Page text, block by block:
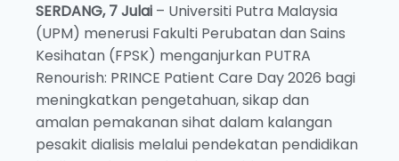
SERDANG, 7 Julai – Universiti Putra Malaysia
(UPM) menerusi Fakulti Perubatan dan Sains
Kesihatan (FPSK) menganjurkan PUTRA
Renourish: PRINCE Patient Care Day 2026 bagi
meningkatkan pengetahuan, sikap dan
amalan pemakanan sihat dalam kalangan
pesakit dialisis melalui pendekatan pendidikan